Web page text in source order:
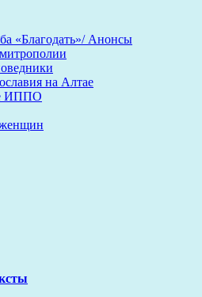
«Благодать»/ Анонсы
на Алтае
ИППО